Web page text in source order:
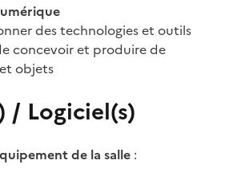
des technologies et outils
concevoir et produire de
objets
/ Logiciel(s)
de la salle :